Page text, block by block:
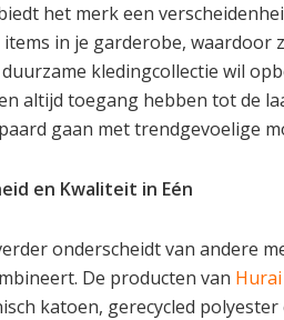
het merk een
in je garderobe, waardoor
kledingcollectie wil
altijd toegang hebben tot de
gaan met trendgevoelige
en Kwaliteit in Eén
onderscheidt van andere
De producten van Hurai
katoen, gerecycled